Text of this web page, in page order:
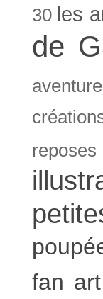
30 les
de
reposes
fan art